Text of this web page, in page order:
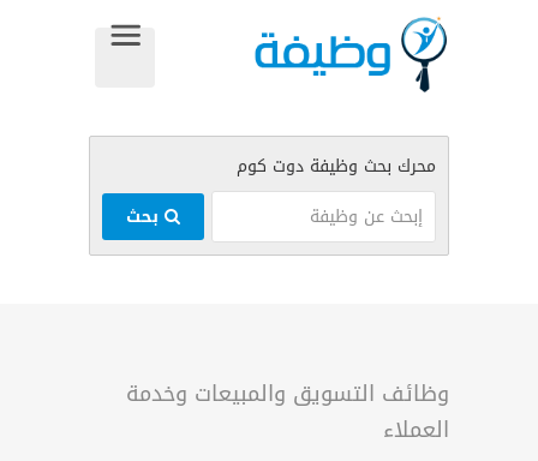
وظائف التسويق والمبيعات وخدمة
العملاء